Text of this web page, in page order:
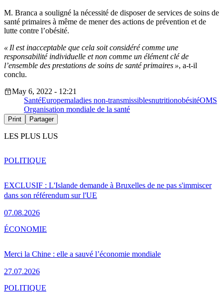
M. Branca a souligné la nécessité de disposer de services de soins de
santé primaires à même de mener des actions de prévention et de
lutte contre l’obésité.
« Il est inacceptable que cela soit considéré comme une
responsabilité individuelle et non comme un élément clé de
l’ensemble des prestations de soins de santé primaires », a-t-il
conclu.
May 6, 2022 - 12:21
SantéEuropemaladies non-transmissiblesnutritionobésitéOMS
Organisation mondiale de la santé
Print Partager
LES PLUS LUS
EXCLUSIF : L'Islande demande à Bruxelles de ne pas s'immiscer
dans son référendum sur l'UE
07.08.2026
POLITIQUE
Merci la Chine : elle a sauvé l’économie mondiale
27.07.2026
ÉCONOMIE
POLITIQUE